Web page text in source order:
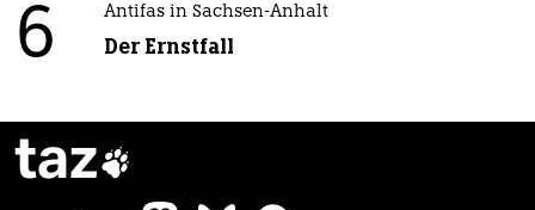
6 Antifas in Sachsen-Anhalt
Der Ernstfall
taz